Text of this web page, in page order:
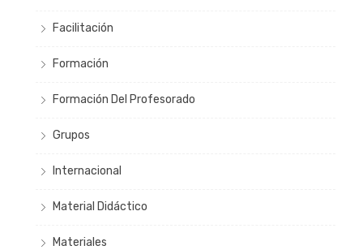
Facilitación
Formación
Formación Del Profesorado
Grupos
Internacional
Material Didáctico
Materiales